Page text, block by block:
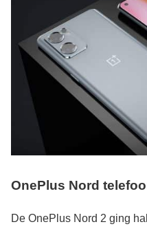
OnePlus Nord
De OnePlus Nord 2 ging